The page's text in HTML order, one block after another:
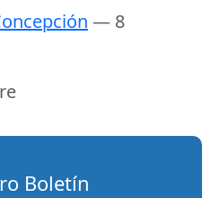
— 8
Boletín